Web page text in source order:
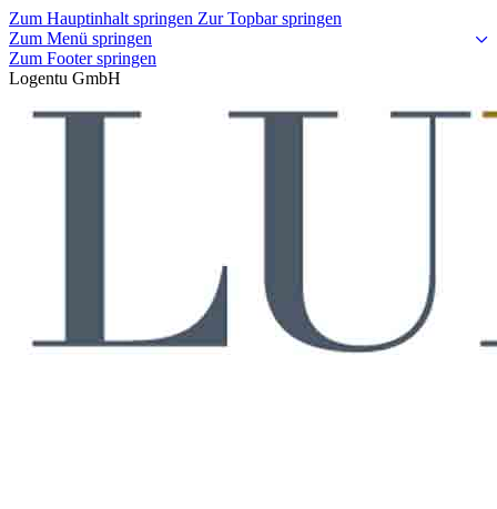
Zum Hauptinhalt springen Zur Topbar springen
Zum Menü springen
Zum Footer springen
Logentu GmbH